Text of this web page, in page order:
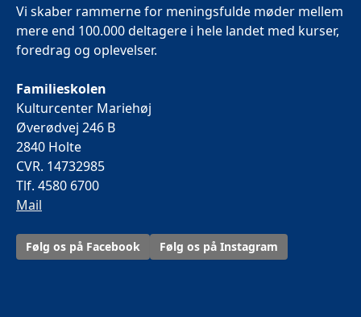
Vi skaber rammerne for meningsfulde møder mellem
mere end 100.000 deltagere i hele landet med kurser,
foredrag og oplevelser.
Familieskolen
Kulturcenter Mariehøj
Øverødvej 246 B
2840 Holte
CVR. 14732985
Tlf. 4580 6700
Mail
Følg os på Facebook Følg os på Instagram